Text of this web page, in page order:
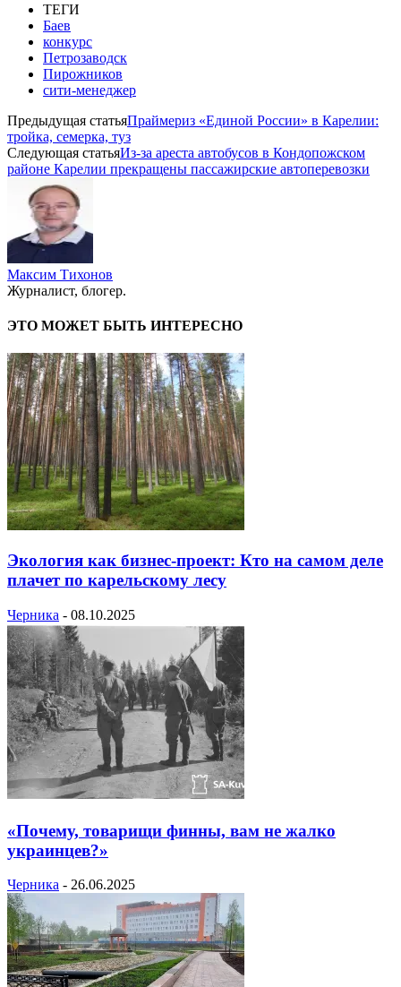
ТЕГИ
Баев
конкурс
Петрозаводск
Пирожников
сити-менеджер
Предыдущая статьяПраймериз «Единой России» в Карелии:
тройка, семерка, туз
Следующая статьяИз-за ареста автобусов в Кондопожском
районе Карелии прекращены пассажирские автоперевозки
Максим Тихонов
Журналист, блогер.
ЭТО МОЖЕТ БЫТЬ ИНТЕРЕСНО
Экология как бизнес-проект: Кто на самом деле
плачет по карельскому лесу
Черника - 08.10.2025
«Почему, товарищи финны, вам не жалко
украинцев?»
Черника - 26.06.2025